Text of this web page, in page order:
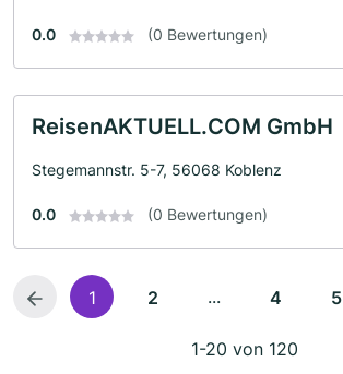
0.0 (0 Bewertungen)
ReisenAKTUELL.COM GmbH
Stegemannstr. 5-7, 56068 Koblenz
0.0 (0 Bewertungen)
1 2 ... 4 5
1-20 von 120